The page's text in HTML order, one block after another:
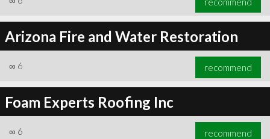
Arizona Fire and Water Restoration
∞ 6 recommend
Foam Experts Roofing Inc
∞ 6 recommend